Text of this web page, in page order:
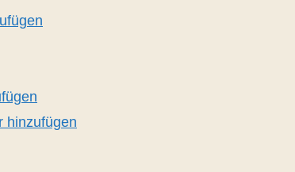
hinzufügen